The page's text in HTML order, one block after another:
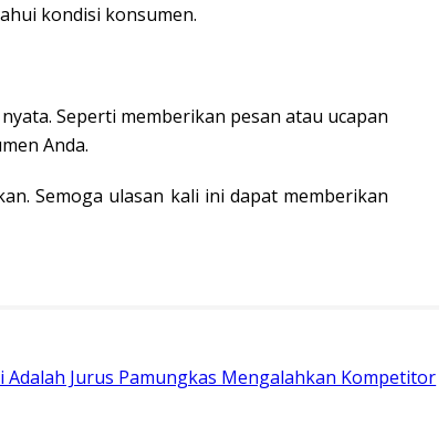
kondisi konsumen.
Seperti memberikan pesan atau ucapan
Anda.
Semoga ulasan kali ini dapat memberikan
Adalah Jurus Pamungkas Mengalahkan Kompetitor